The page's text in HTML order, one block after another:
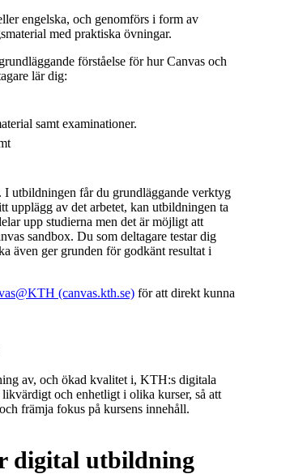
engelska, och genomförs i form av
med praktiska övningar.
förståelse för hur Canvas och
lär dig:
samt examinationer.
utbildningen får du grundläggande verktyg
upplägg av det arbetet, kan utbildningen ta
upp studierna men det är möjligt att
sandbox. Du som deltagare testar dig
även ger grunden för godkänt resultat i
(canvas.kth.se) för att direkt kunna
av, och ökad kvalitet i, KTH:s digitala
och enhetligt i olika kurser, så att
främja fokus på kursens innehåll.
digital utbildning